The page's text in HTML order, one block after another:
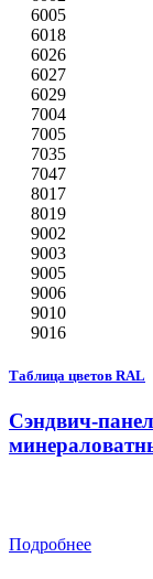
6005
6018
6026
6027
6029
7004
7005
7035
7047
8017
8019
9002
9003
9005
9006
9010
9016
Таблица цветов RAL
Сэндвич-
Подробнее